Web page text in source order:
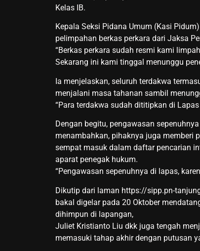
Kelas IB.
Kepala Seksi Pidana Umum (Kasi
pelimpahan berkas perkara dari Jaksa
“Berkas perkara sudah resmi kami
Sekarang ini kami tinggal menunggu
Ia menjelaskan, seluruh terdakwa
menjalani masa tahanan sambil
“Para terdakwa sudah dititipkan di
Dengan begitu, pengawasan
menambahkan, pihaknya juga memberi
sempat masuk dalam daftar pencarian
aparat penegak hukum.
“Pengawasan sepenuhnya di lapas,
Dikutip dari laman https://sipp.pn-
bakal digelar pada 20 Oktober
dihimpun di lapangan,
Juliet Kristianto Liu dkk juga tengah
memasuki tahap akhir dengan putusan